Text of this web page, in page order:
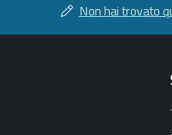
Non hai trovato